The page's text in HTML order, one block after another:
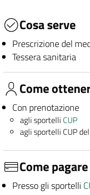
Cosa serve
Prescrizione del
Tessera sanitaria
Come
Con prenotazione
agli sportelli CUP
agli sportelli CUP
Come
Presso gli sportelli